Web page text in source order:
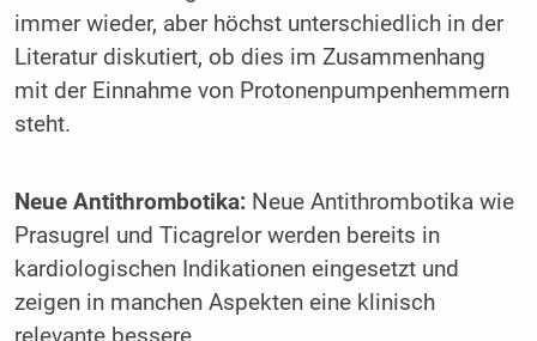
immer wieder, aber höchst unterschiedlich in der
Literatur diskutiert, ob dies im Zusammenhang
mit der Einnahme von Protonenpumpenhemmern
steht.
Neue Antithrombotika:Neue Antithrombotika wie
Prasugrel und Ticagrelor werden bereits in
kardiologischen Indikationen eingesetzt und
zeigen in manchen Aspekten eine klinisch